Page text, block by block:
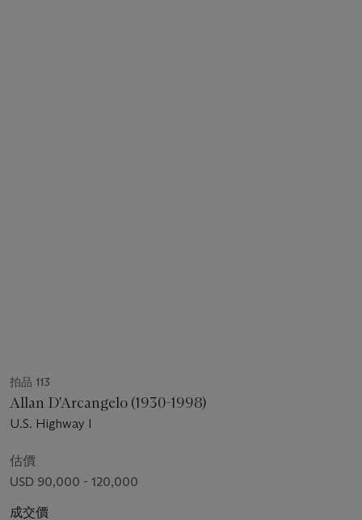
拍品 113
Allan D'Arcangelo (1930-1998)
U.S. Highway I
估價
USD 90,000 - 120,000
成交價